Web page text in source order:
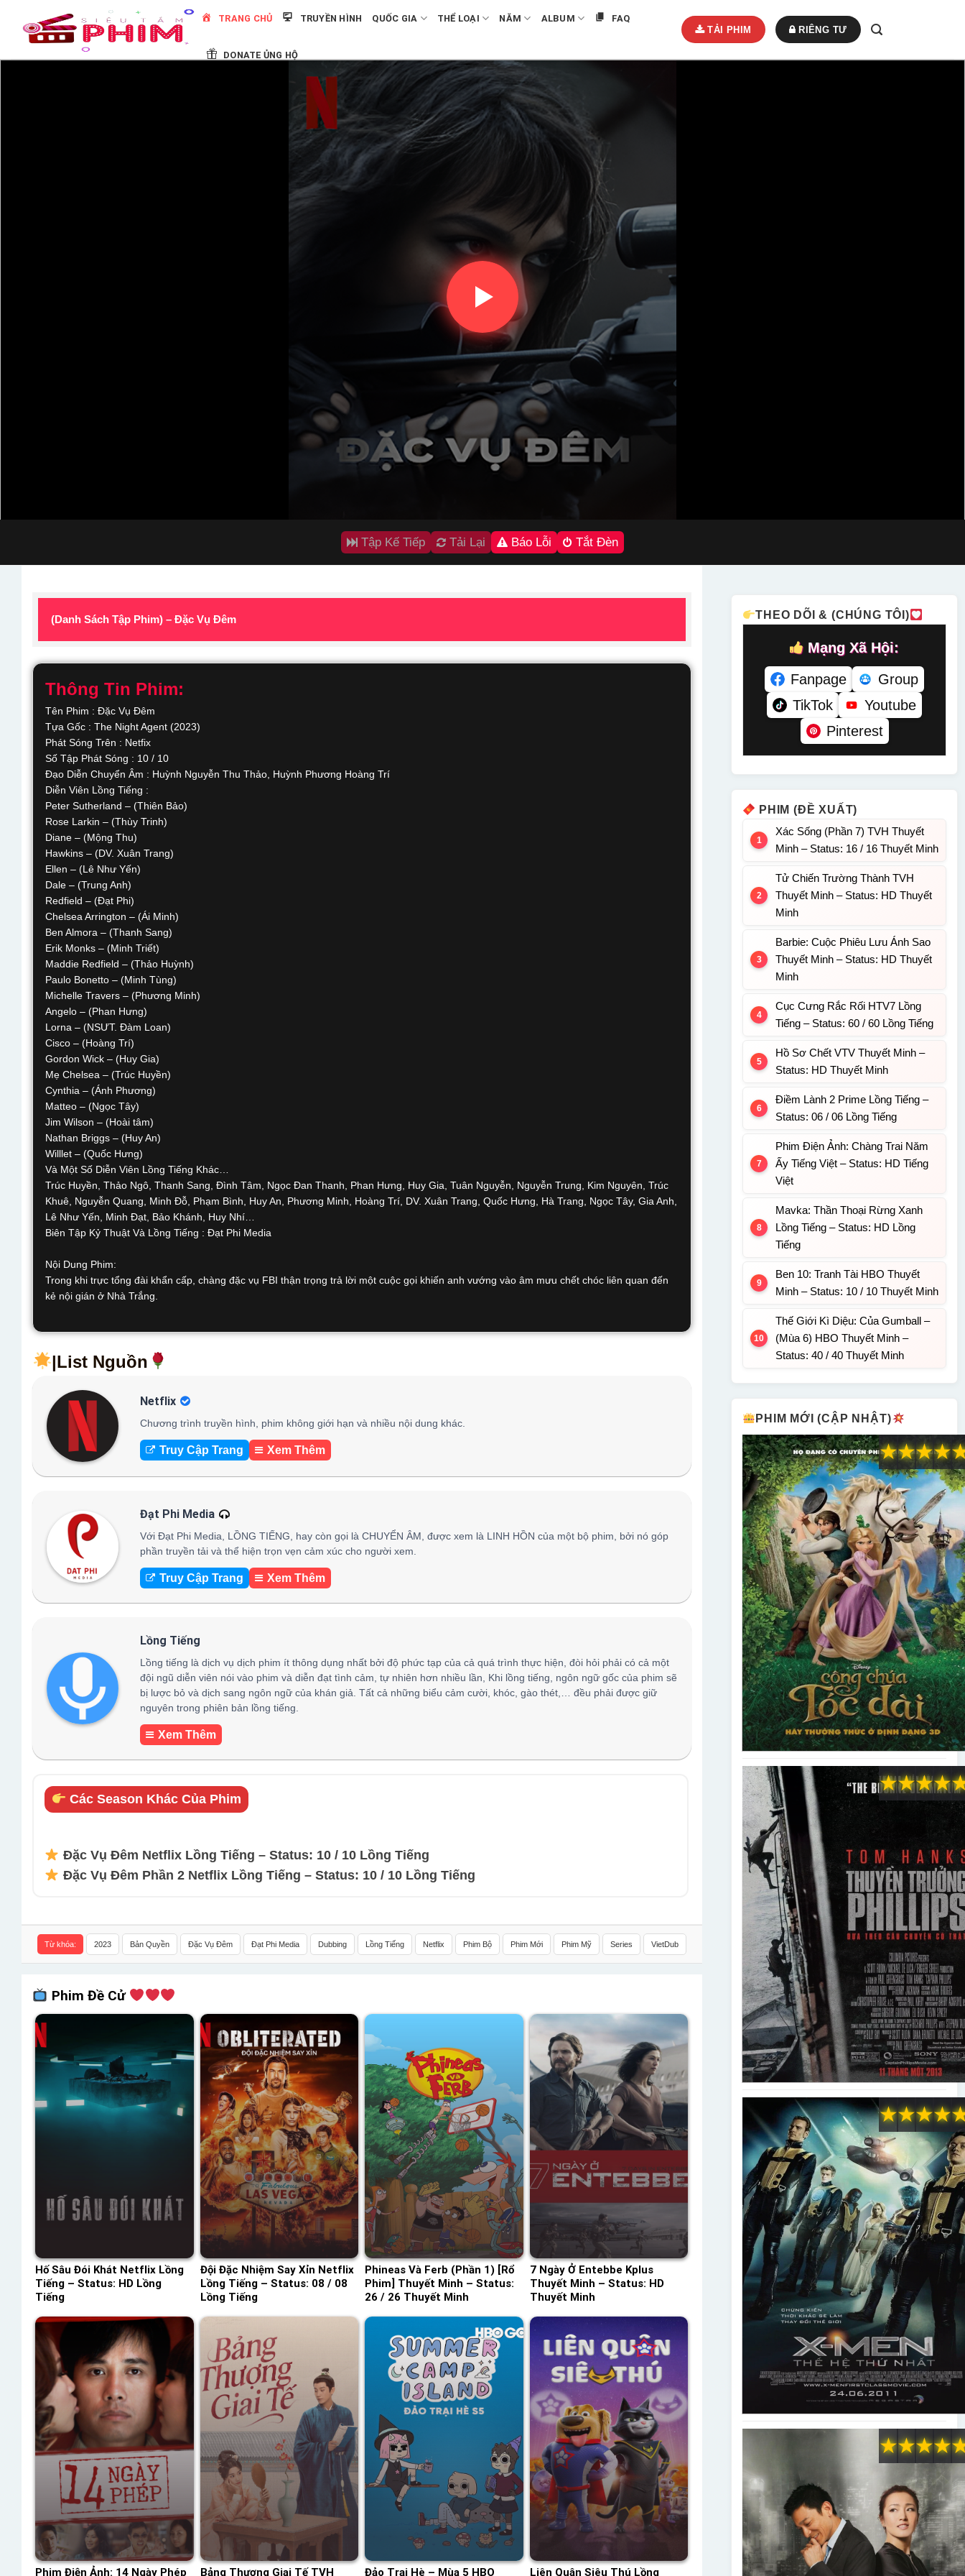
TRANG CHỦ TRUYỀN HÌNH QUỐC GIA THỂ LOẠI NĂM ALBUM FAQ
DONATE ỦNG HỘ
Tập Kế Tiếp Tải Lại Báo Lỗi Tắt Đèn
(Danh Sách Tập Phim) – Đặc Vụ Đêm
Thông Tin Phim:
Tên Phim : Đặc Vụ Đêm
Tựa Gốc : The Night Agent (2023)
Phát Sóng Trên : Netfix
Số Tập Phát Sóng : 10 / 10
Đạo Diễn Chuyển Âm : Huỳnh Nguyễn Thu Thảo, Huỳnh Phương Hoàng Trí
Diễn Viên Lồng Tiếng :
Peter Sutherland – (Thiên Bảo)
Rose Larkin – (Thùy Trinh)
Diane – (Mộng Thu)
Hawkins – (DV. Xuân Trang)
Ellen – (Lê Như Yến)
Dale – (Trung Anh)
Redfield – (Đạt Phi)
Chelsea Arrington – (Ái Minh)
Ben Almora – (Thanh Sang)
Erik Monks – (Minh Triết)
Maddie Redfield – (Thảo Huỳnh)
Paulo Bonetto – (Minh Tùng)
Michelle Travers – (Phương Minh)
Angelo – (Phan Hưng)
Lorna – (NSƯT. Đàm Loan)
Cisco – (Hoàng Trí)
Gordon Wick – (Huy Gia)
Mẹ Chelsea – (Trúc Huyền)
Cynthia – (Ánh Phương)
Matteo – (Ngọc Tây)
Jim Wilson – (Hoài tâm)
Nathan Briggs – (Huy An)
Willlet – (Quốc Hưng)
Và Một Số Diễn Viên Lồng Tiếng Khác…
Trúc Huyền, Thảo Ngô, Thanh Sang, Đình Tâm, Ngọc Đan Thanh, Phan Hưng, Huy Gia, Tuân Nguyễn, Nguyễn Trung, Kim Nguyên, Trúc
Khuê, Nguyễn Quang, Minh Đỗ, Phạm Bình, Huy An, Phương Minh, Hoàng Trí, DV. Xuân Trang, Quốc Hưng, Hà Trang, Ngọc Tây, Gia Anh,
Lê Như Yến, Minh Đạt, Bảo Khánh, Huy Nhí…
Biên Tập Kỷ Thuật Và Lồng Tiếng : Đạt Phi Media
Nội Dung Phim:
Trong khi trực tổng đài khẩn cấp, chàng đặc vụ FBI thận trọng trả lời một cuộc gọi khiến anh vướng vào âm mưu chết chóc liên quan đến
kẻ nội gián ở Nhà Trắng.
|List Nguồn
Netflix
Chương trình truyền hình, phim không giới hạn và nhiều nội dung khác.
Truy Cập Trang Xem Thêm
Đạt Phi Media
Với Đạt Phi Media, LỒNG TIẾNG, hay còn gọi là CHUYỂN ÂM, được xem là LINH HỒN của một bộ phim, bởi nó góp
phần truyền tải và thể hiện trọn vẹn cảm xúc cho người xem.
Truy Cập Trang Xem Thêm
Lồng Tiếng
Lồng tiếng là dịch vụ dịch phim ít thông dụng nhất bởi độ phức tạp của cả quá trình thực hiện, đòi hỏi phải có cả một
đội ngũ diễn viên nói vào phim và diễn đạt tình cảm, tự nhiên hơn nhiều lần, Khi lồng tiếng, ngôn ngữ gốc của phim sẽ
bị lược bỏ và dịch sang ngôn ngữ của khán giả. Tất cả những biểu cảm cười, khóc, gào thét,… đều phải được giữ
nguyên trong phiên bản lồng tiếng.
Xem Thêm
Các Season Khác Của Phim
Đặc Vụ Đêm Netflix Lồng Tiếng – Status: 10 / 10 Lồng Tiếng
Đặc Vụ Đêm Phần 2 Netflix Lồng Tiếng – Status: 10 / 10 Lồng Tiếng
Từ khóa: 2023 Bản Quyền Đặc Vụ Đêm Đạt Phi Media Dubbing Lồng Tiếng Netflix Phim Bộ Phim Mới Phim Mỹ Series VietDub
Phim Đề Cử
Hố Sâu Đói Khát Netflix Lồng
Tiếng – Status: HD Lồng
Tiếng
Đội Đặc Nhiệm Say Xỉn Netflix
Lồng Tiếng – Status: 08 / 08
Lồng Tiếng
Phineas Và Ferb (Phần 1) [Rổ
Phim] Thuyết Minh – Status:
26 / 26 Thuyết Minh
7 Ngày Ở Entebbe Kplus
Thuyết Minh – Status: HD
Thuyết Minh
Phim Điện Ảnh: 14 Ngày Phép Bảng Thượng Giai Tế TVH Đảo Trại Hè – Mùa 5 HBO Liên Quân Siêu Thú Lồng
THEO DÕI & (CHÚNG TÔI)
Mạng Xã Hội:
Fanpage
Group
TikTok
Youtube
Pinterest
PHIM (ĐỀ XUẤT)
Xác Sống (Phần 7) TVH Thuyết
Minh – Status: 16 / 16 Thuyết Minh
Tử Chiến Trường Thành TVH
Thuyết Minh – Status: HD Thuyết
Minh
Barbie: Cuộc Phiêu Lưu Ánh Sao
Thuyết Minh – Status: HD Thuyết
Minh
Cục Cưng Rắc Rối HTV7 Lồng
Tiếng – Status: 60 / 60 Lồng Tiếng
Hồ Sơ Chết VTV Thuyết Minh –
Status: HD Thuyết Minh
Điềm Lành 2 Prime Lồng Tiếng –
Status: 06 / 06 Lồng Tiếng
Phim Điện Ảnh: Chàng Trai Năm
Ấy Tiếng Việt – Status: HD Tiếng
Việt
Mavka: Thần Thoại Rừng Xanh
Lồng Tiếng – Status: HD Lồng
Tiếng
Ben 10: Tranh Tài HBO Thuyết
Minh – Status: 10 / 10 Thuyết Minh
Thế Giới Kì Diệu: Của Gumball –
(Mùa 6) HBO Thuyết Minh –
Status: 40 / 40 Thuyết Minh
PHIM MỚI (CẬP NHẬT)
★
★
★
★
★
★
★
★
★
★
★
★
★
★
★
★